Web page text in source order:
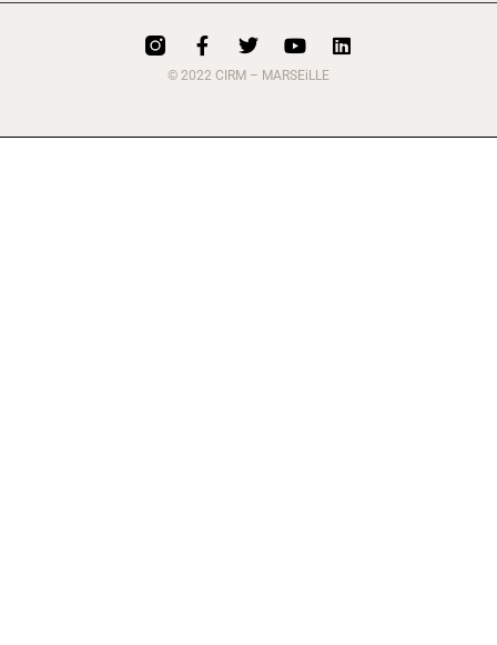
© 2022 CIRM – MARSEiLLE